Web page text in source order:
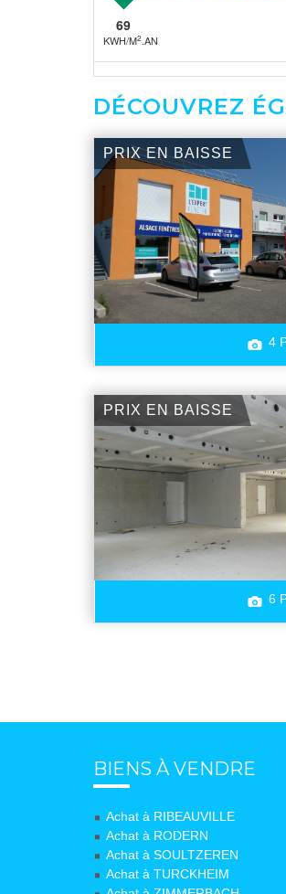
69
KWH/M2.AN
DÉCOUVREZ
PRIX EN BAISSE
4
PRIX EN BAISSE
6
BIENS À VENDRE
Achat à RIBEAUVILLE
Achat à RODERN
Achat à SOULTZEREN
Achat à TURCKHEIM